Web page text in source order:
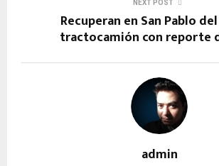
NEXT POST
Recuperan en San Pablo
tractocamión con reporte
admin